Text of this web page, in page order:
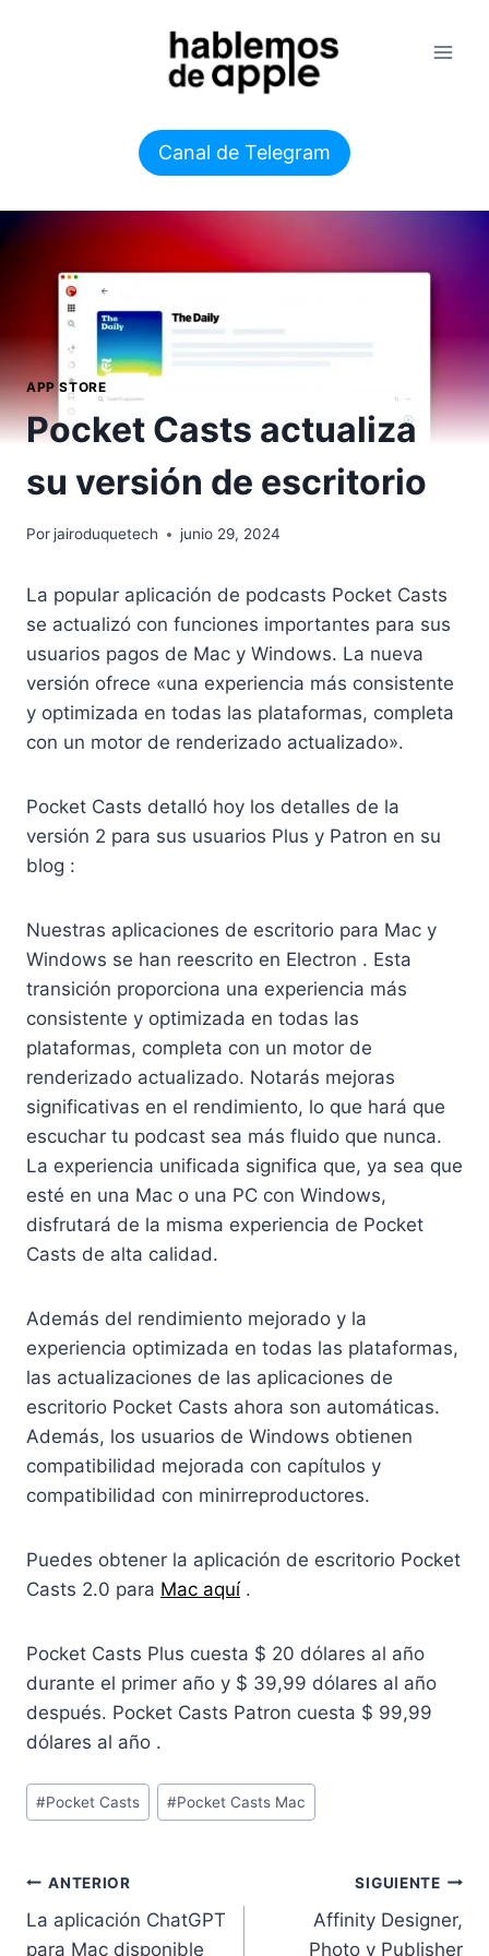
Canal de Telegram
APP STORE
Pocket Casts actualiza
su versión de escritorio
Por jairoduquetech junio 29, 2024
La popular aplicación de podcasts Pocket Casts
se actualizó con funciones importantes para sus
usuarios pagos de Mac y Windows. La nueva
versión ofrece «una experiencia más consistente
y optimizada en todas las plataformas, completa
con un motor de renderizado actualizado».
Pocket Casts detalló hoy los detalles de la
versión 2 para sus usuarios Plus y Patron en su
blog :
Nuestras aplicaciones de escritorio para Mac y
Windows se han reescrito en Electron . Esta
transición proporciona una experiencia más
consistente y optimizada en todas las
plataformas, completa con un motor de
renderizado actualizado. Notarás mejoras
significativas en el rendimiento, lo que hará que
escuchar tu podcast sea más fluido que nunca.
La experiencia unificada significa que, ya sea que
esté en una Mac o una PC con Windows,
disfrutará de la misma experiencia de Pocket
Casts de alta calidad.
Además del rendimiento mejorado y la
experiencia optimizada en todas las plataformas,
las actualizaciones de las aplicaciones de
escritorio Pocket Casts ahora son automáticas.
Además, los usuarios de Windows obtienen
compatibilidad mejorada con capítulos y
compatibilidad con minirreproductores.
Puedes obtener la aplicación de escritorio Pocket
Casts 2.0 para Mac aquí .
Pocket Casts Plus cuesta $ 20 dólares al año
durante el primer año y $ 39,99 dólares al año
después. Pocket Casts Patron cuesta $ 99,99
dólares al año .
Etiquetas
de
entrada:
#Pocket Casts #Pocket Casts Mac
Navegación
de
ANTERIOR
La aplicación ChatGPT
para Mac disponible
SIGUIENTE
Affinity Designer,
Photo y Publisher